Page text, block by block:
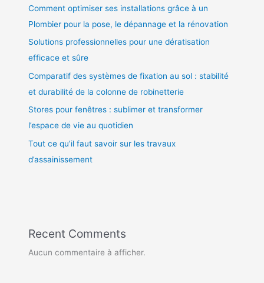
Comment optimiser ses installations grâce à un
Plombier pour la pose, le dépannage et la rénovation
Solutions professionnelles pour une dératisation
efficace et sûre
Comparatif des systèmes de fixation au sol : stabilité
et durabilité de la colonne de robinetterie
Stores pour fenêtres : sublimer et transformer
l’espace de vie au quotidien
Tout ce qu’il faut savoir sur les travaux
d’assainissement
Recent Comments
Aucun commentaire à afficher.